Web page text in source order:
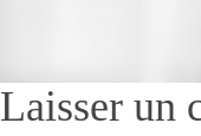
Laisser un